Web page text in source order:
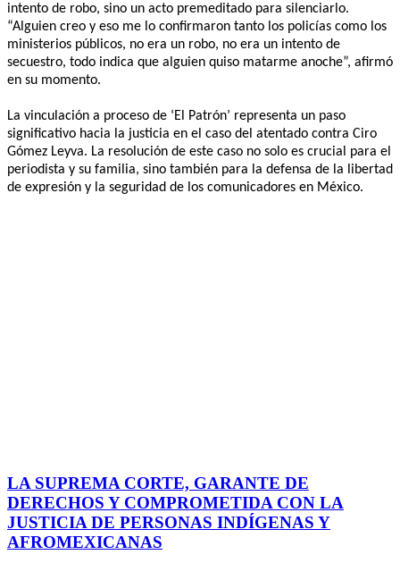
intento de robo, sino un acto premeditado para silenciarlo.
“Alguien creo y eso me lo confirmaron tanto los policías como los
ministerios públicos, no era un robo, no era un intento de
secuestro, todo indica que alguien quiso matarme anoche”, afirmó
en su momento.
La vinculación a proceso de ‘El Patrón’ representa un paso
significativo hacia la justicia en el caso del atentado contra Ciro
Gómez Leyva. La resolución de este caso no solo es crucial para el
periodista y su familia, sino también para la defensa de la libertad
de expresión y la seguridad de los comunicadores en México.
LA SUPREMA CORTE, GARANTE DE
DERECHOS Y COMPROMETIDA CON LA
JUSTICIA DE PERSONAS INDÍGENAS Y
AFROMEXICANAS